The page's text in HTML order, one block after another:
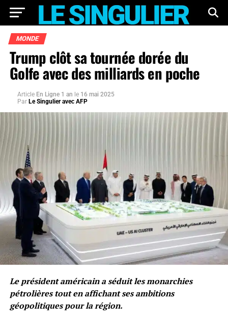
MONDE
Trump clôt sa tournée dorée du
Golfe avec des milliards en poche
Article En Ligne 1 an le 16 mai 2025
Par Le Singulier avec AFP
Le président américain a séduit les monarchies
pétrolières tout en affichant ses ambitions
géopolitiques pour la région.